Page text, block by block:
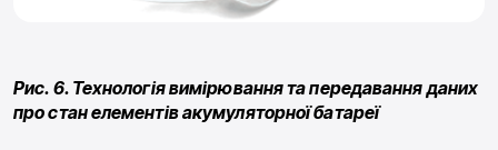
Рис. 6. Технологія вимірювання та передавання даних
про стан елементів акумуляторної батареї